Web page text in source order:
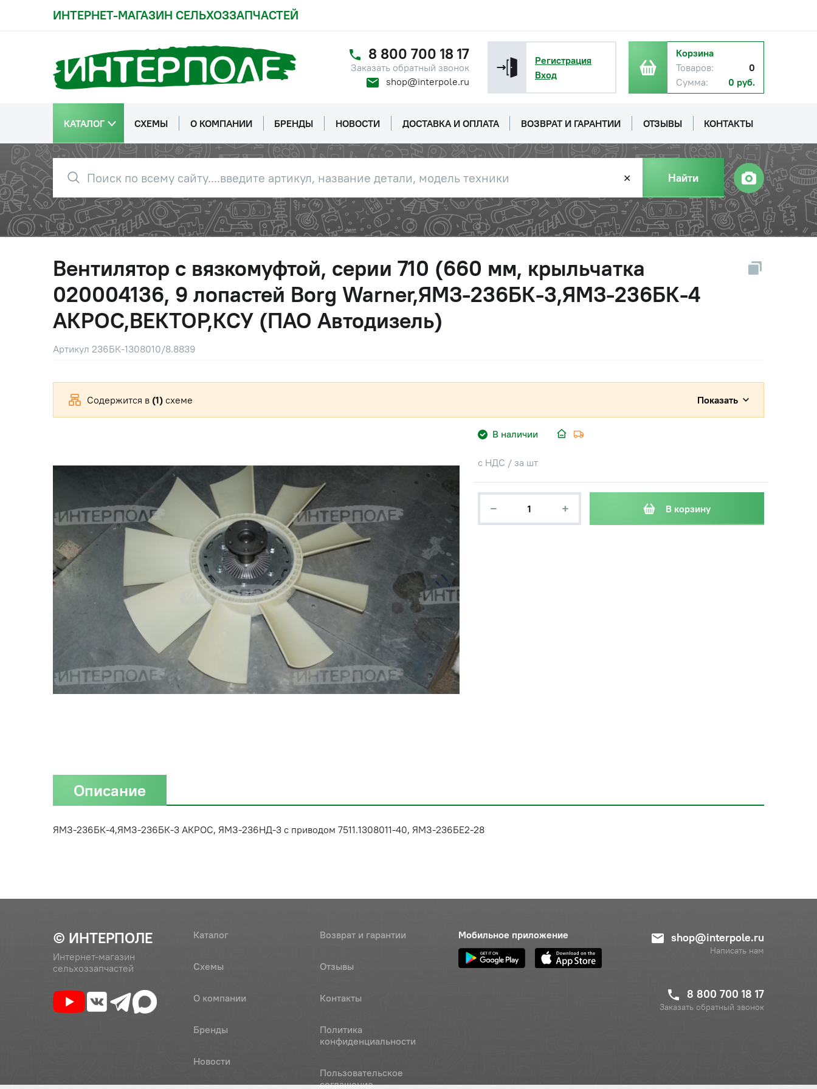
ИНТЕРНЕТ-МАГАЗИН СЕЛЬХОЗЗАПЧАСТЕЙ
8 800 700 18 17
Заказать обратный звонок
shop@interpole.ru
Регистрация
Вход
Корзина
Товаров:
0
Сумма:
0 руб.
КАТАЛОГ СХЕМЫ О КОМПАНИИ БРЕНДЫ НОВОСТИ ДОСТАВКА И ОПЛАТА ВОЗВРАТ И ГАРАНТИИ ОТЗЫВЫ КОНТАКТЫ
✕ Найти
Вентилятор с вязкомуфтой, серии 710 (660 мм, крыльчатка
020004136, 9 лопастей Borg Warner,ЯМЗ-236БК-3,ЯМЗ-236БК-4
АКРОС,ВЕКТОР,КСУ (ПАО Автодизель)
Артикул 236БК-1308010/8.8839
В наличии
с НДС / за шт
− + В корзину
Содержится в (1) схеме Показать
Описание
ЯМЗ-236БК-4,ЯМЗ-236БК-3 АКРОС, ЯМЗ-236НД-3 с приводом 7511.1308011-40, ЯМЗ-236БЕ2-28
© ИНТЕРПОЛЕ
Интернет-магазин
сельхоззапчастей
Каталог
Схемы
О компании
Бренды
Новости
Возврат и гарантии
Отзывы
Контакты
Политика
конфиденциальности
Пользовательское
соглашение
Мобильное приложение shop@interpole.ru
Написать нам
8 800 700 18 17
Заказать обратный звонок